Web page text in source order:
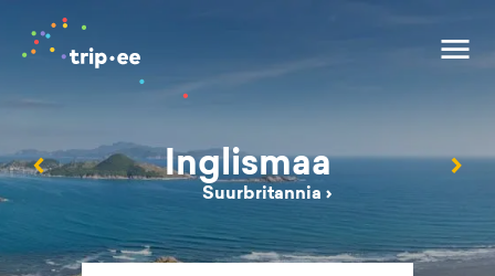
‹ Inglismaa
Suurbritannia ›
›